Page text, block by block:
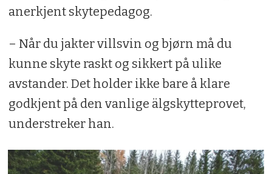
anerkjent skytepedagog.
– Når du jakter villsvin og bjørn må du
kunne skyte raskt og sikkert på ulike
avstander. Det holder ikke bare å klare
godkjent på den vanlige älgskytteprovet,
understreker han.